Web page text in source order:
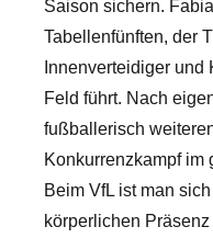
Saison sichern.
Tabellenfünften, der
Innenverteidiger
Feld führt. Nach
fußballerisch
Konkurrenzkampf im
Beim VfL ist man
körperlichen